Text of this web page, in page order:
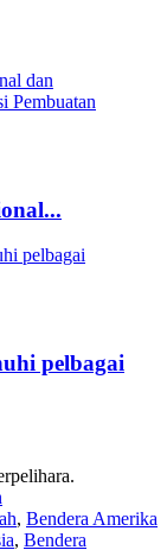
pelbagai
, Bendera Amerika
, Bendera